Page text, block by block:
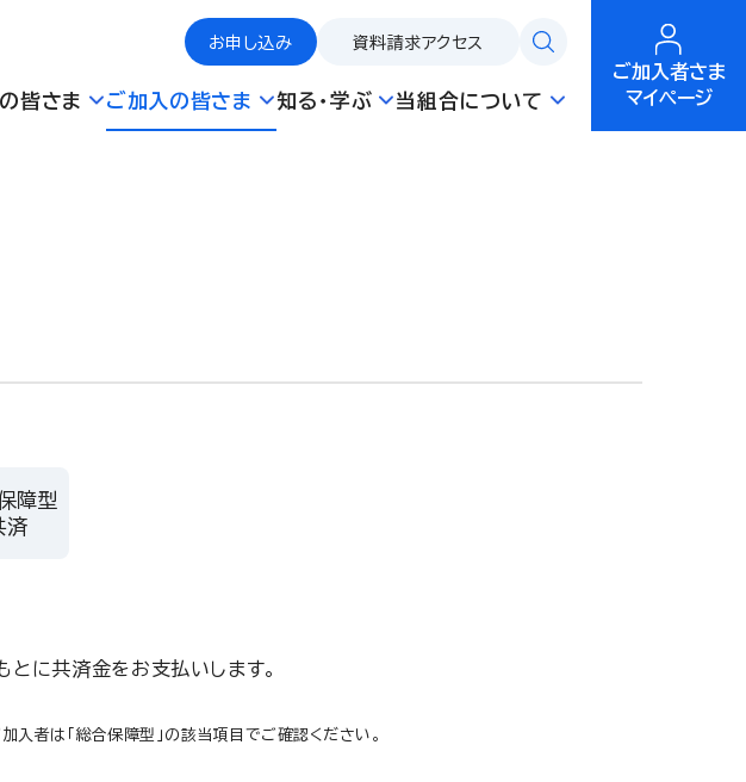
お申し込み 資料請求アクセス
皆さま ご加入の皆さま 知る・学ぶ 当組合について
ご加入者さま
マイページ
障型
済
に共済金をお支払いします。
入者は「総合保障型」の該当項目でご確認ください。